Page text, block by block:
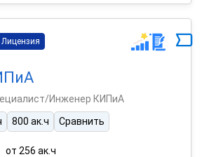
Лицензия
Инженер КИПиА
800 ак.ч Сравнить
от 256 ак.ч